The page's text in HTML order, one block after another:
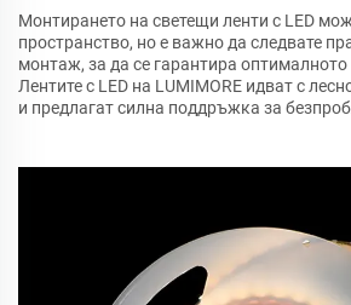
Монтирането на светещи ленти с LED
пространство, но е важно да следвате
монтаж, за да се гарантира
Лентите с LED на LUMIMORE идват с
и предлагат силна поддръжка за